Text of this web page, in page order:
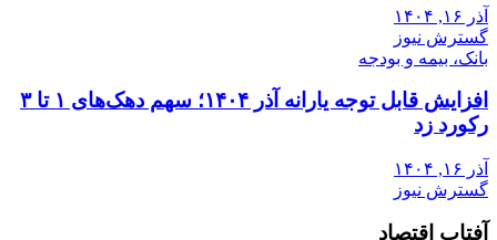
آذر ۱۶, ۱۴۰۴
گسترش نیوز
بانک، بیمه و بودجه
افزایش قابل توجه یارانه آذر ۱۴۰۴؛ سهم دهک‌های ۱ تا ۳
رکورد زد
آذر ۱۶, ۱۴۰۴
گسترش نیوز
آفتاب اقتصاد